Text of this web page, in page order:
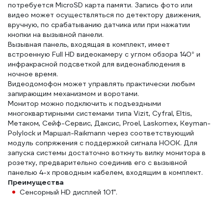
потребуется MicroSD карта памяти. Запись фото или
видео может осуществляться по детектору движения,
вручную, по срабатыванию датчика или при нажатии
кнопки на вызывной панели.
Вызывная панель, входящая в комплект, имеет
встроенную Full HD видеокамеру c углом обзора 140° и
инфракрасной подсветкой для видеонаблюдения в
ночное время.
Видеодомофон может управлять практически любым
запирающим механизмом и воротами.
Монитор можно подключить к подъездными
многоквартирными системами типа Vizit, Cyfral, Eltis,
Метаком, Сейф-Сервис, Даксис, Proel, Laskomex, Keyman-
Polylock и Маршал-Raikmann через соответствующий
модуль сопряжения с поддержкой сигнала HOOK. Для
запуска системы достаточно воткнуть вилку монитора в
розетку, предварительно соединив его с вызывной
панелью 4-х проводным кабелем, входящим в комплект.
Преимущества
Сенcорный HD дисплей 101”.